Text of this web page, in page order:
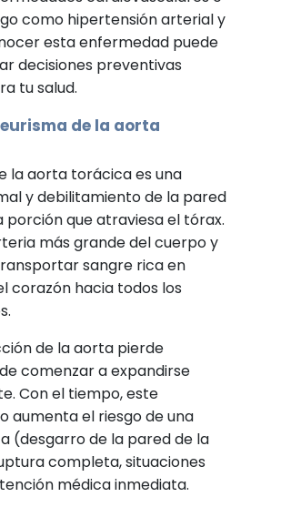
como hipertensión arterial y
esta enfermedad puede
decisiones preventivas
tu salud.
de la aorta
la aorta torácica es una
y debilitamiento de la pared
porción que atraviesa el tórax.
más grande del cuerpo y
sangre rica en
corazón hacia todos los
de la aorta pierde
comenzar a expandirse
Con el tiempo, este
aumenta el riesgo de una
(desgarro de la pared de la
completa, situaciones
médica inmediata.